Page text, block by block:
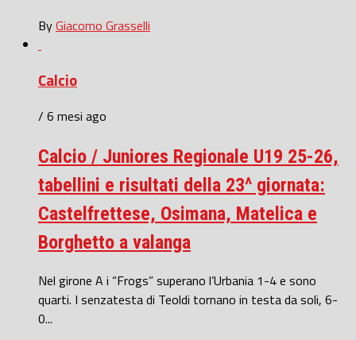
ByGiacomo Grasselli
Calcio
/ 6 mesi ago
Calcio / Juniores Regionale U19 25-26,
tabellini e risultati della 23^ giornata:
Castelfrettese, Osimana, Matelica e
Borghetto a valanga
Nel girone A i “Frogs” superano l’Urbania 1-4 e sono
quarti. I senzatesta di Teoldi tornano in testa da soli, 6-
0...